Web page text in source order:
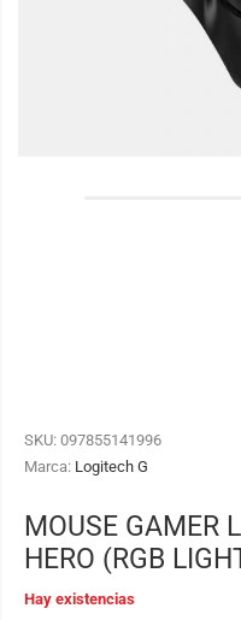
SKU: 097855141996
Marca: Logitech G
MOUSE GAMER
HERO (RGB
Hay existencias